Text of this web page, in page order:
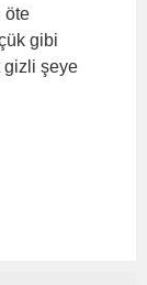
öte
gibi
gizli şeye